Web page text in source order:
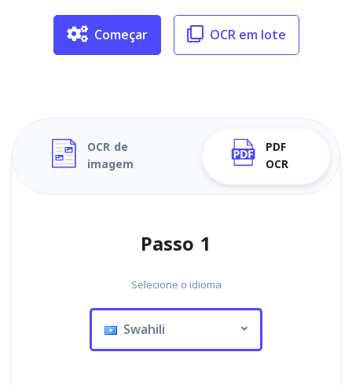
Começar OCR em lote
OCR de
imagem
PDF
OCR
Passo 1
Selecione o idioma
Swahili